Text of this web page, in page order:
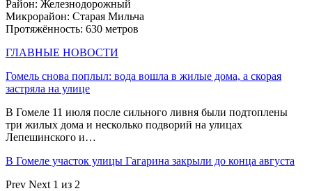
Район: Железнодорожный
Микрорайон: Старая Мильча
Протяжённость: 630 метров
ГЛАВНЫЕ НОВОСТИ
Гомель снова поплыл: вода вошла в жилые дома, а скорая
застряла на улице
В Гомеле 11 июля после сильного ливня были подтоплены
три жилых дома и несколько подворий на улицах
Лепешинского и…
В Гомеле участок улицы Гагарина закрыли до конца августа
Prev Next 1 из 2